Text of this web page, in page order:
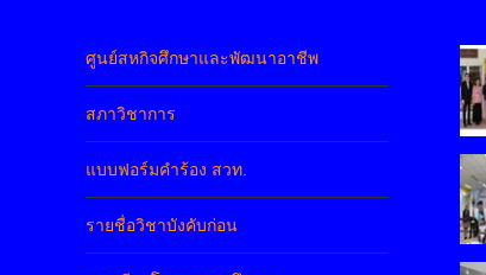
ศูนย์สหกิจศึกษาและพัฒนาอาชีพ
สภาวิชาการ
แบบฟอร์มคำร้อง สวท.
รายชื่อวิชาบังคับก่อน